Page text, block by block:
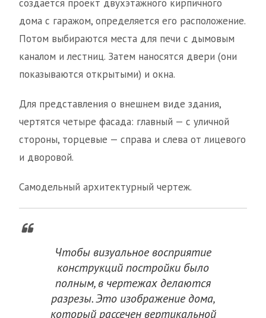
создается проект двухэтажного кирпичного
дома с гаражом, определяется его расположение.
Потом выбираются места для печи с дымовым
каналом и лестниц. Затем наносятся двери (они
показываются открытыми) и окна.
Для представления о внешнем виде здания,
чертятся четыре фасада: главный — с уличной
стороны, торцевые — справа и слева от лицевого
и дворовой.
Самодельный архитектурный чертеж.
Чтобы визуальное восприятие
конструкций постройки было
полным, в чертежах делаются
разрезы. Это изображение дома,
который рассечен вертикальной